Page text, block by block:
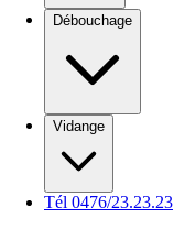
Débouchage
Vidange
Tél 0476/23.23.23